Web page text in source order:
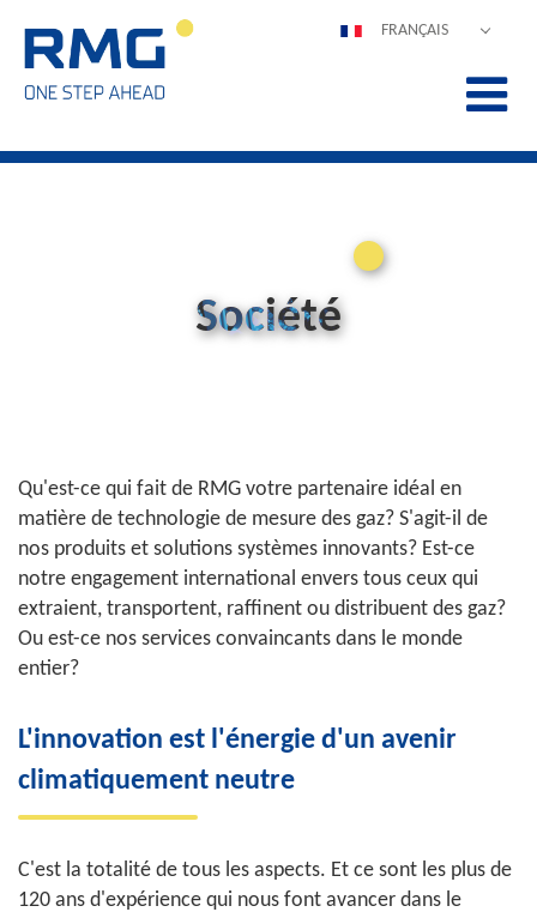
FRANÇAIS
中文
Société
Qu'est-ce qui fait de RMG votre partenaire idéal en
matière de technologie de mesure des gaz? S'agit-il de
nos produits et solutions systèmes innovants? Est-ce
notre engagement international envers tous ceux qui
extraient, transportent, raffinent ou distribuent des gaz?
Ou est-ce nos services convaincants dans le monde
entier?
L'innovation est l'énergie d'un avenir
climatiquement neutre
C'est la totalité de tous les aspects. Et ce sont les plus de
120 ans d'expérience qui nous font avancer dans le